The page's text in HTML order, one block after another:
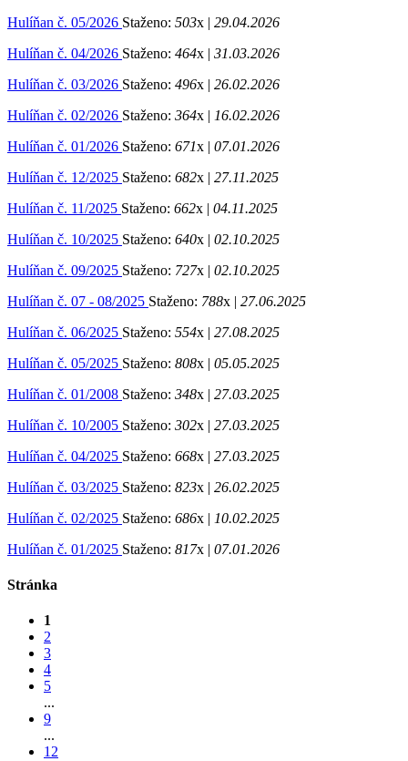
Hulíňan č. 05/2026 Staženo: 503x | 29.04.2026
Hulíňan č. 04/2026 Staženo: 464x | 31.03.2026
Hulíňan č. 03/2026 Staženo: 496x | 26.02.2026
Hulíňan č. 02/2026 Staženo: 364x | 16.02.2026
Hulíňan č. 01/2026 Staženo: 671x | 07.01.2026
Hulíňan č. 12/2025 Staženo: 682x | 27.11.2025
Hulíňan č. 11/2025 Staženo: 662x | 04.11.2025
Hulíňan č. 10/2025 Staženo: 640x | 02.10.2025
Hulíňan č. 09/2025 Staženo: 727x | 02.10.2025
Hulíňan č. 07 - 08/2025 Staženo: 788x | 27.06.2025
Hulíňan č. 06/2025 Staženo: 554x | 27.08.2025
Hulíňan č. 05/2025 Staženo: 808x | 05.05.2025
Hulíňan č. 01/2008 Staženo: 348x | 27.03.2025
Hulíňan č. 10/2005 Staženo: 302x | 27.03.2025
Hulíňan č. 04/2025 Staženo: 668x | 27.03.2025
Hulíňan č. 03/2025 Staženo: 823x | 26.02.2025
Hulíňan č. 02/2025 Staženo: 686x | 10.02.2025
Hulíňan č. 01/2025 Staženo: 817x | 07.01.2026
Stránka
1
2
3
4
5
...
9
...
12